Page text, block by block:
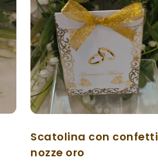
Scatolina con confetti
nozze oro